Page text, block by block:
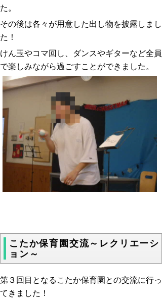
た。
その後は各々が用意した出し物を披露しまし
た！
けん玉やコマ回し、ダンスやギターなど全員
で楽しみながら過ごすことができました。
こたか保育園交流～レクリエーシ
ョン～
第３回目となるこたか保育園との交流に行っ
てきました！